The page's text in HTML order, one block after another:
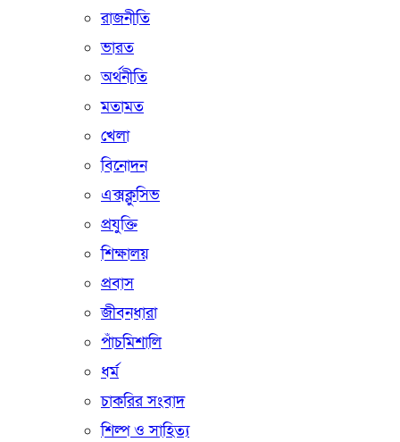
রাজনীতি
ভারত
অর্থনীতি
মতামত
খেলা
বিনোদন
এক্সক্লুসিভ
প্রযুক্তি
শিক্ষালয়
প্রবাস
জীবনধারা
পাঁচমিশালি
ধর্ম
চাকরির সংবাদ
শিল্প ও সাহিত্য